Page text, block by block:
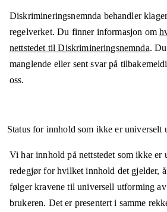
Diskrimineringsnemnda behandler
regelverket. Du finner informasjon om
nettstedet til Diskrimineringsnemnda.
manglende eller sent svar på
oss.
Status for innhold som ikke er universelt
Vi har innhold på nettstedet som ikke er
redegjør for hvilket innhold det gjelder,
følger kravene til universell utforming
brukeren. Det er presentert i samme